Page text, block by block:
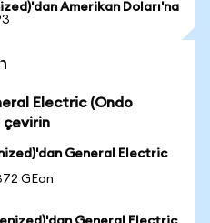
Amerikan Doları'na
Electric (Ondo
çevirin
General Electric
GEon